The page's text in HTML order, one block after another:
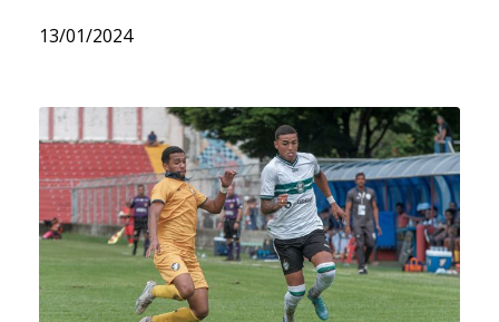
13/01/2024